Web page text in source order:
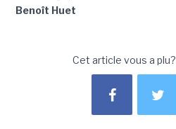
Benoît Huet
Cet article vous a plu?